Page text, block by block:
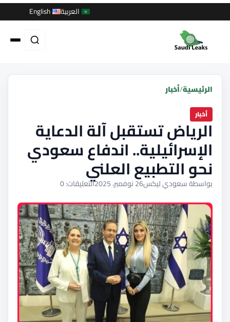
العربية English
الرئيسية/أخبار
أخبار
الرياض تستقبل آلة الدعاية
الإسرائيلية.. اندفاع سعودي
نحو التطبيع العلني
بواسطة سعودي ليكس26 نوفمبر، 2025 التعليقات: 0